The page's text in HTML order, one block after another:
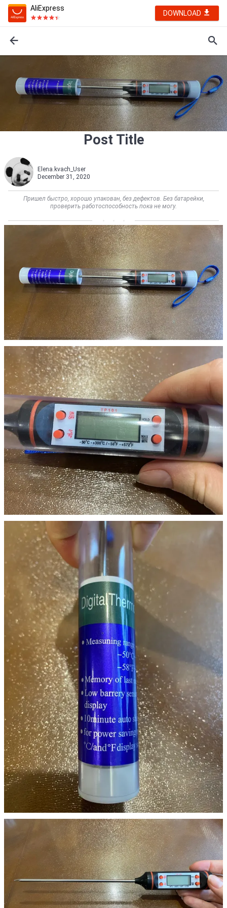
AliExpress
DOWNLOAD
Post Title
Elena.kvach_User
December 31, 2020
Пришел быстро, хорошо упакован, без дефектов. Без батарейки,
проверить работоспособность пока не могу.